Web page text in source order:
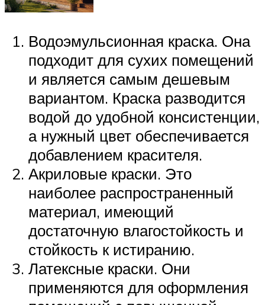
Водоэмульсионная краска. Она
подходит для сухих помещений
и является самым дешевым
вариантом. Краска разводится
водой до удобной консистенции,
а нужный цвет обеспечивается
добавлением красителя.
Акриловые краски. Это
наиболее распространенный
материал, имеющий
достаточную влагостойкость и
стойкость к истиранию.
Латексные краски. Они
применяются для оформления